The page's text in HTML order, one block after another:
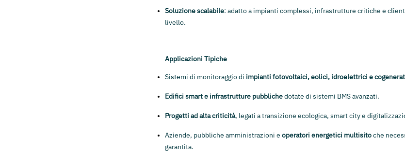
Soluzione scalabile: adatto a impianti complessi, infrastrutture critiche e
livello.
Applicazioni Tipiche
Sistemi di monitoraggio di impianti fotovoltaici, eolici, idroelettrici e
Edifici smart e infrastrutture pubblichedotate di sistemi BMS avanzati.
Progetti ad alta criticità, legati a transizione ecologica, smart city e
Aziende, pubbliche amministrazioni e operatori energetici multisitoche
garantita.